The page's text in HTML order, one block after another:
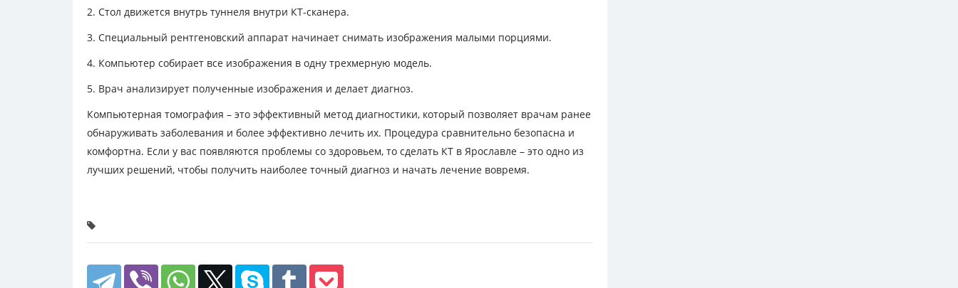
2. Стол движется внутрь туннеля внутри КТ-сканера.
3. Специальный рентгеновский аппарат начинает снимать изображения малыми порциями.
4. Компьютер собирает все изображения в одну трехмерную модель.
5. Врач анализирует полученные изображения и делает диагноз.
Компьютерная томография – это эффективный метод диагностики, который позволяет врачам ранее
обнаруживать заболевания и более эффективно лечить их. Процедура сравнительно безопасна и
комфортна. Если у вас появляются проблемы со здоровьем, то сделать КТ в Ярославле – это одно из
лучших решений, чтобы получить наиболее точный диагноз и начать лечение вовремя.